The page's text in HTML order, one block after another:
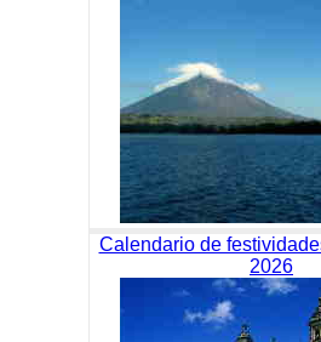
Calendario de
2026